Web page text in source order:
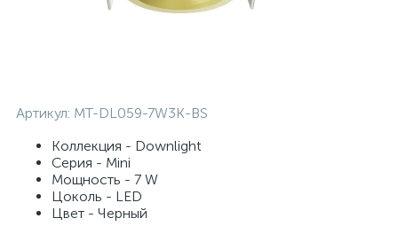
Артикул: MT-DL059-7W3K-BS
Коллекция - Downlight
Серия - Mini
Мощность - 7 W
Цоколь - LED
Цвет - Черный